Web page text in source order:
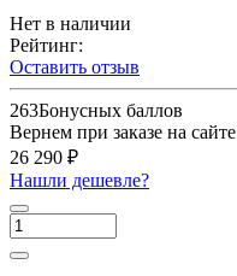
Нет в наличии
Рейтинг:
Оставить отзыв
263Бонусных баллов
Вернем при заказе на сайте
26 290 ₽
Нашли дешевле?